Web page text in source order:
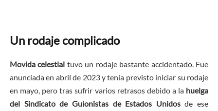
Un rodaje complicado
Movida celestial tuvo un rodaje bastante accidentado. Fue
anunciada en abril de 2023 y tenía previsto iniciar su rodaje
en mayo, pero tras sufrir varios retrasos debido a la huelga
del Sindicato de Guionistas de Estados Unidosde ese